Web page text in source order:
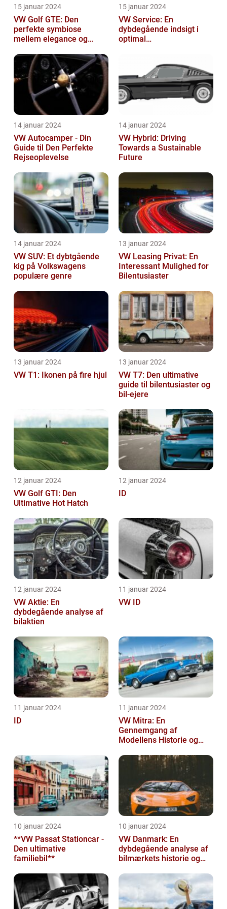
15 januar 2024
VW Golf GTE: Den
perfekte symbiose
mellem elegance og
15 januar 2024
VW Service: En
dybdegående indsigt i
optimal
14 januar 2024
VW Autocamper - Din
Guide til Den Perfekte
Rejseoplevelse
14 januar 2024
VW Hybrid: Driving
Towards a Sustainable
Future
14 januar 2024
VW SUV: Et dybtgående
kig på Volkswagens
populære genre
13 januar 2024
VW Leasing Privat: En
Interessant Mulighed for
Bilentusiaster
13 januar 2024
VW T1: Ikonen på fire hjul
13 januar 2024
VW T7: Den ultimative
guide til bilentusiaster og
bil-ejere
12 januar 2024
VW Golf GTI: Den
Ultimative Hot Hatch
12 januar 2024
ID
12 januar 2024
VW Aktie: En
dybdegående analyse af
bilaktien
11 januar 2024
VW ID
11 januar 2024
ID
11 januar 2024
VW Mitra: En
Gennemgang af
Modellens Historie og
Bilentusiaster
10 januar 2024
**VW Passat Stationcar -
Den ultimative
familiebil**
10 januar 2024
VW Danmark: En
dybdegående analyse af
bilmærkets historie og